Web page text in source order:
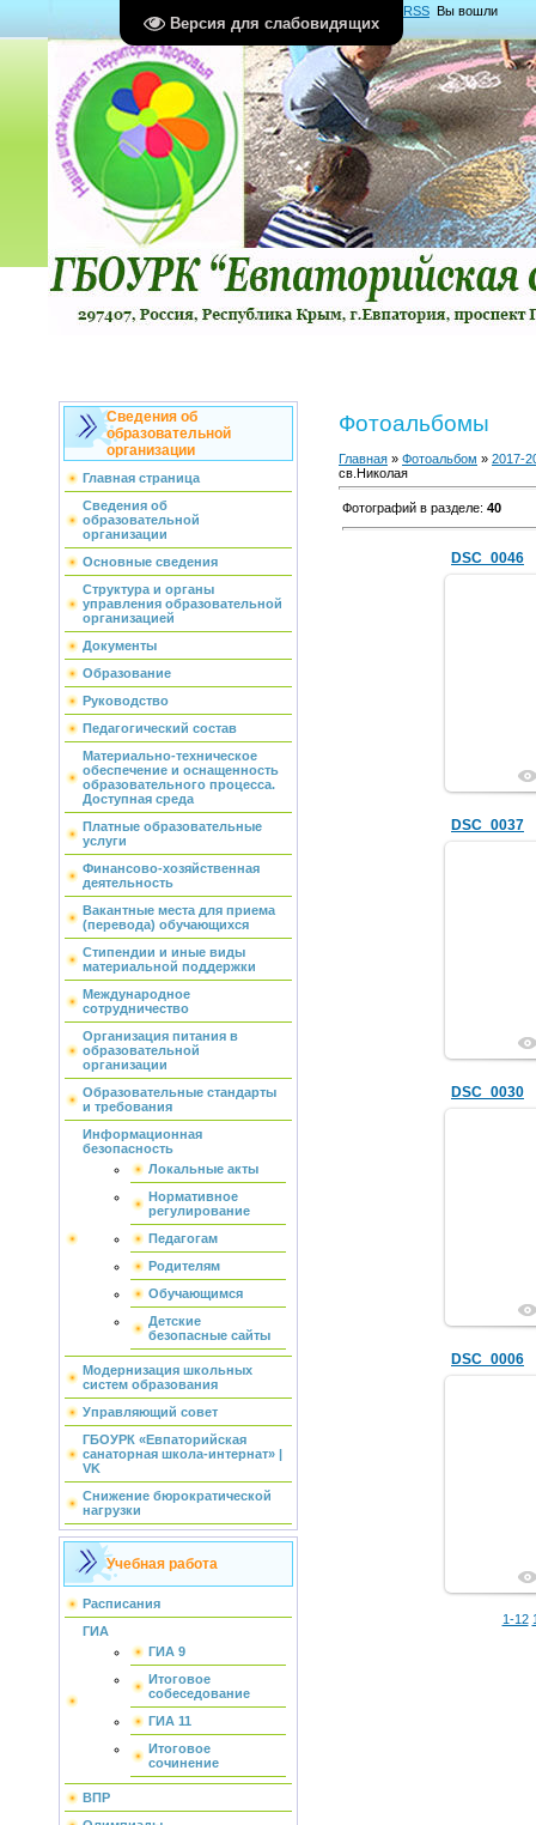
Версия для слабовидящих
RSS Вы вошли
какГость Группа "Гости"
Сведения об
образовательной
организации
Главная страница
Сведения об
образовательной
организации
Основные сведения
Структура и органы
управления образовательной
организацией
Документы
Образование
Руководство
Педагогический состав
Материально-техническое
обеспечение и оснащенность
образовательного процесса.
Доступная среда
Платные образовательные
услуги
Финансово-хозяйственная
деятельность
Вакантные места для приема
(перевода) обучающихся
Стипендии и иные виды
материальной поддержки
Международное
сотрудничество
Организация питания в
образовательной
организации
Образовательные стандарты
и требования
Информационная
безопасность
Локальные акты
Нормативное
регулирование
Педагогам
Родителям
Обучающимся
Детские
безопасные сайты
Модернизация школьных
систем образования
Управляющий совет
ГБОУРК «Евпаторийская
санаторная школа-интернат» |
VK
Снижение бюрократической
нагрузки
Учебная работа
Расписания
ГИА
ГИА 9
Итоговое
собеседование
ГИА 11
Итоговое
сочинение
ВПР
Фотоальбомы
Главная » Фотоальбом » 2017-
св.Николая
Фотографий в разделе: 40
DSC_0046
DSC_0037
DSC_0030
DSC_0006
1-12